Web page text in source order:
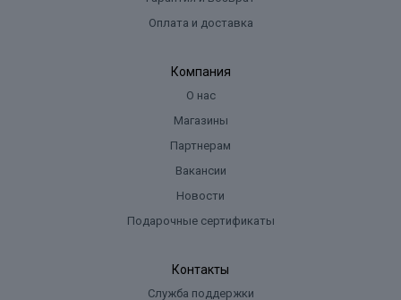
Оплата и доставка
Компания
О нас
Магазины
Партнерам
Вакансии
Новости
Подарочные сертификаты
Контакты
Служба поддержки